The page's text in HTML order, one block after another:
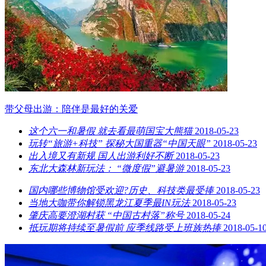
带父母出游：陪伴是最好的关爱
这个六一和暑假 就去看最萌国宝大熊猫 2018-05-23
玩转“旅游+科技” 探秘大国重器“中国天眼” 2018-05-23
出入境又有新规 国人出游利好不断 2018-05-23
东北大森林新玩法： “微度假”避暑游 2018-05-23
国内哪些博物馆受欢迎?历史、科技类最受捧 2018-05-23
当地大咖带你解锁黑龙江夏季最IN玩法 2018-05-23
肇庆高要澄湖村获 “中国古村落”称号 2018-05-24
抵玩期将持续至暑假前 应季线路受上班族热捧 2018-05-